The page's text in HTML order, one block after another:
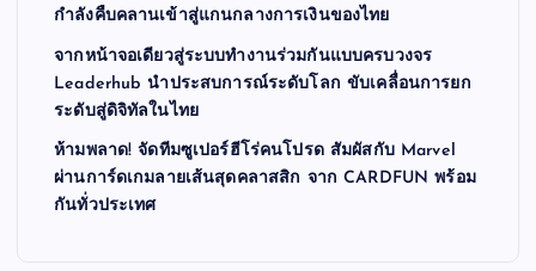
กำลังคืบคลานเข้าสู่แกนกลางการเงินของไทย
จากหน้าจอเดียวสู่ระบบทำงานร่วมกันแบบครบวงจร
Leaderhub นำประสบการณ์ระดับโลก ขับเคลื่อนการยก
ระดับสู่ดิจิทัลในไทย
ห้ามพลาด! จัดทีมซูเปอร์ฮีโร่คนโปรด สัมผัสกับ Marvel
ผ่านการ์ดเกมลายเส้นสุดคลาสสิก จาก CARDFUN พร้อม
กันทั่วประเทศ